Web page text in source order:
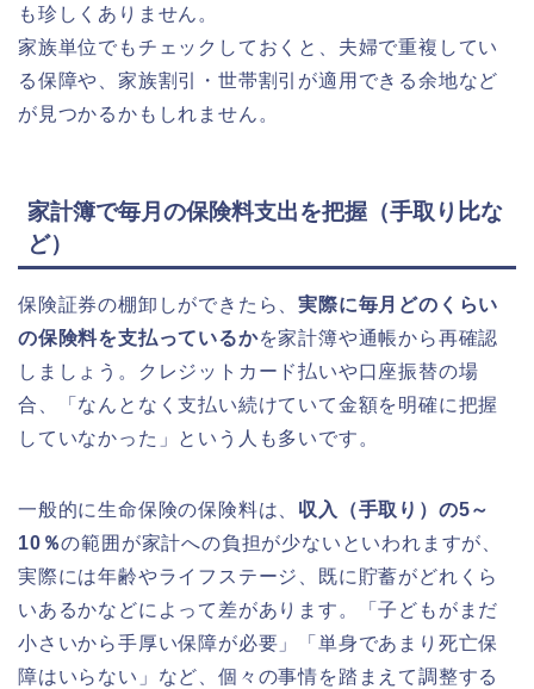
も珍しくありません。
家族単位でもチェックしておくと、夫婦で重複してい
る保障や、家族割引・世帯割引が適用できる余地など
が見つかるかもしれません。
家計簿で毎月の保険料支出を把握（手取り比な
ど）
保険証券の棚卸しができたら、実際に毎月どのくらい
の保険料を支払っているかを家計簿や通帳から再確認
しましょう。クレジットカード払いや口座振替の場
合、「なんとなく支払い続けていて金額を明確に把握
していなかった」という人も多いです。
一般的に生命保険の保険料は、 収入（手取り）の5～
10％の範囲が家計への負担が少ないといわれますが、
実際には年齢やライフステージ、既に貯蓄がどれくら
いあるかなどによって差があります。「子どもがまだ
小さいから手厚い保障が必要」「単身であまり死亡保
障はいらない」など、個々の事情を踏まえて調整する